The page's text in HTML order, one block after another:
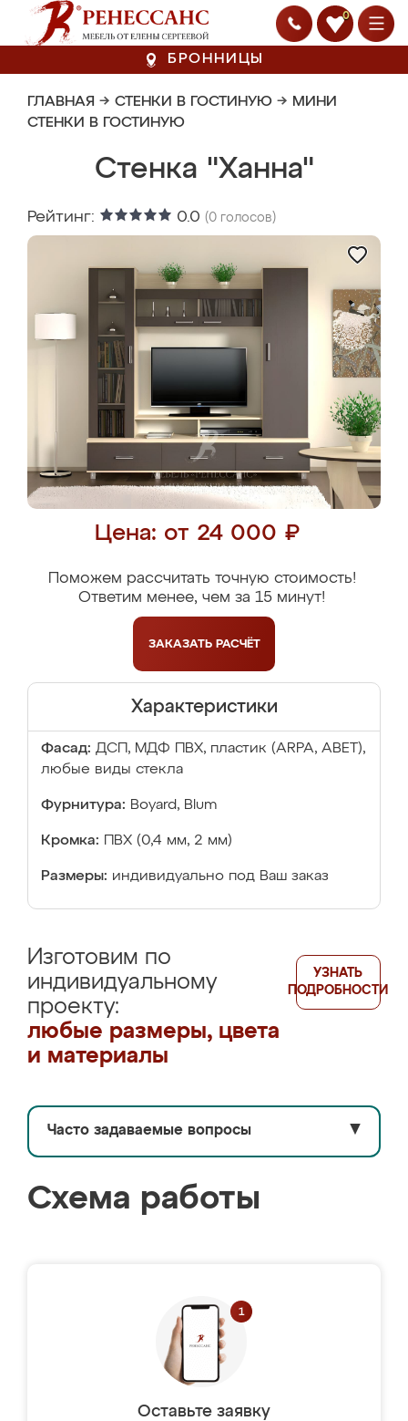
0
БРОННИЦЫ
ГЛАВНАЯ → СТЕНКИ В ГОСТИНУЮ → МИНИ
СТЕНКИ В ГОСТИНУЮ
Стенка "Ханна"
Рейтинг: 0.0 (0 голосов)
Цена: от 24 000 ₽
Поможем рассчитать точную стоимость!
Ответим менее, чем за 15 минут!
ЗАКАЗАТЬ РАСЧЁТ
Характеристики
Фасад: ДСП, МДФ ПВХ, пластик (ARPA, ABET),
любые виды стекла
Фурнитура: Boyard, Blum
Кромка: ПВХ (0,4 мм, 2 мм)
Размеры: индивидуально под Ваш заказ
Изготовим по
индивидуальному
проекту:
любые размеры, цвета
и материалы
УЗНАТЬ
ПОДРОБНОСТИ
Часто задаваемые вопросы ▼
Схема работы
Оставьте заявку